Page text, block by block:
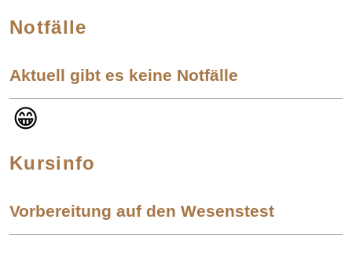
Notfälle
Aktuell gibt es keine Notfälle
😁
Kursinfo
Vorbereitung auf den Wesenstest